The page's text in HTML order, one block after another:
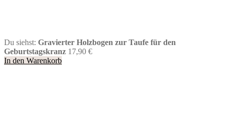
Du siehst: Gravierter Holzbogen zur Taufe für den
Geburtstagskranz 17,90 €
In den Warenkorb